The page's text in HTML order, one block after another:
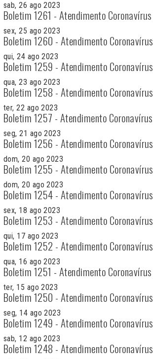
sab, 26 ago 2023
Boletim 1261 - Atendimento Coronavírus
sex, 25 ago 2023
Boletim 1260 - Atendimento Coronavírus
qui, 24 ago 2023
Boletim 1259 - Atendimento Coronavírus
qua, 23 ago 2023
Boletim 1258 - Atendimento Coronavírus
ter, 22 ago 2023
Boletim 1257 - Atendimento Coronavírus
seg, 21 ago 2023
Boletim 1256 - Atendimento Coronavírus
dom, 20 ago 2023
Boletim 1255 - Atendimento Coronavírus
dom, 20 ago 2023
Boletim 1254 - Atendimento Coronavírus
sex, 18 ago 2023
Boletim 1253 - Atendimento Coronavírus
qui, 17 ago 2023
Boletim 1252 - Atendimento Coronavírus
qua, 16 ago 2023
Boletim 1251 - Atendimento Coronavírus
ter, 15 ago 2023
Boletim 1250 - Atendimento Coronavírus
seg, 14 ago 2023
Boletim 1249 - Atendimento Coronavírus
sab, 12 ago 2023
Boletim 1248 - Atendimento Coronavírus